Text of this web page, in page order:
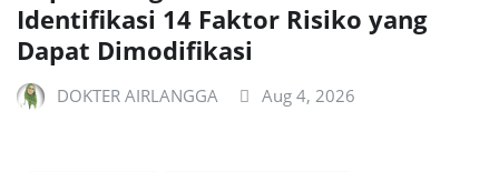
Identifikasi 14 Faktor Risiko yang
Dapat Dimodifikasi
DOKTER AIRLANGGA Aug 4, 2026